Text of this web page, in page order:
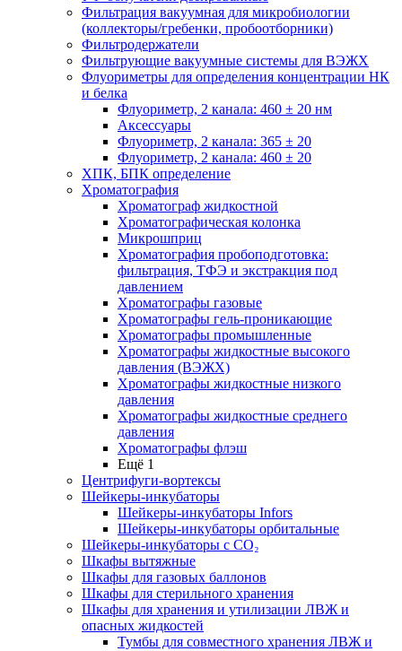
Фильтрация вакуумная для микробиологии
(коллекторы/гребенки, пробоотборники)
Фильтродержатели
Фильтрующие вакуумные системы для ВЭЖХ
Флуориметры для определения концентрации НК
и белка
Флуориметр, 2 канала: 460 ± 20 нм
Аксессуары
Флуориметр, 2 канала: 365 ± 20
Флуориметр, 2 канала: 460 ± 20
ХПК, БПК определение
Хроматография
Хроматограф жидкостной
Хроматографическая колонка
Микрошприц
Хроматография пробоподготовка:
фильтрация, ТФЭ и экстракция под
давлением
Хроматографы газовые
Хроматографы гель-проникающие
Хроматографы промышленные
Хроматографы жидкостные высокого
давления (ВЭЖХ)
Хроматографы жидкостные низкого
давления
Хроматографы жидкостные среднего
давления
Хроматографы флэш
Ещё 1
Центрифуги-вортексы
Шейкеры-инкубаторы
Шейкеры-инкубаторы Infors
Шейкеры-инкубаторы орбитальные
Шейкеры-инкубаторы с CО₂
Шкафы вытяжные
Шкафы для газовых баллонов
Шкафы для стерильного хранения
Шкафы для хранения и утилизации ЛВЖ и
опасных жидкостей
Тумбы для совместного хранения ЛВЖ и